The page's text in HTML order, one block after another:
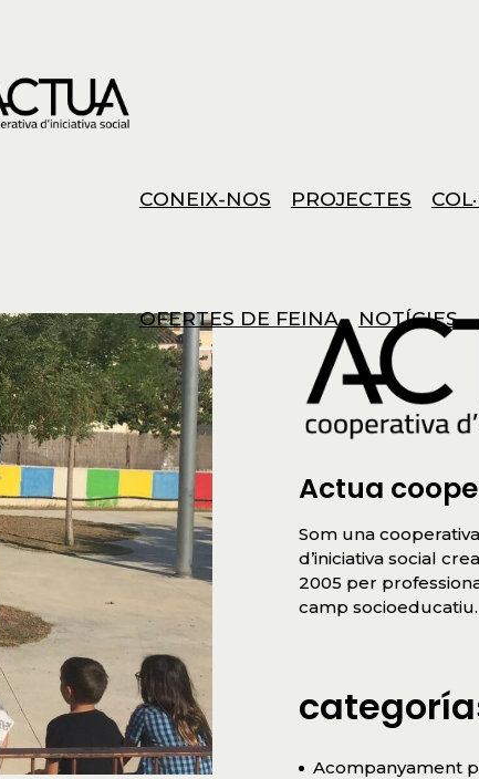
CONEIX-NOS PROJECTES
OFERTES DE FEINA NOTÍCIES
Actua
Som una cooperativa
d’iniciativa social
2005 per
camp socioeducatiu.
Acompanyament